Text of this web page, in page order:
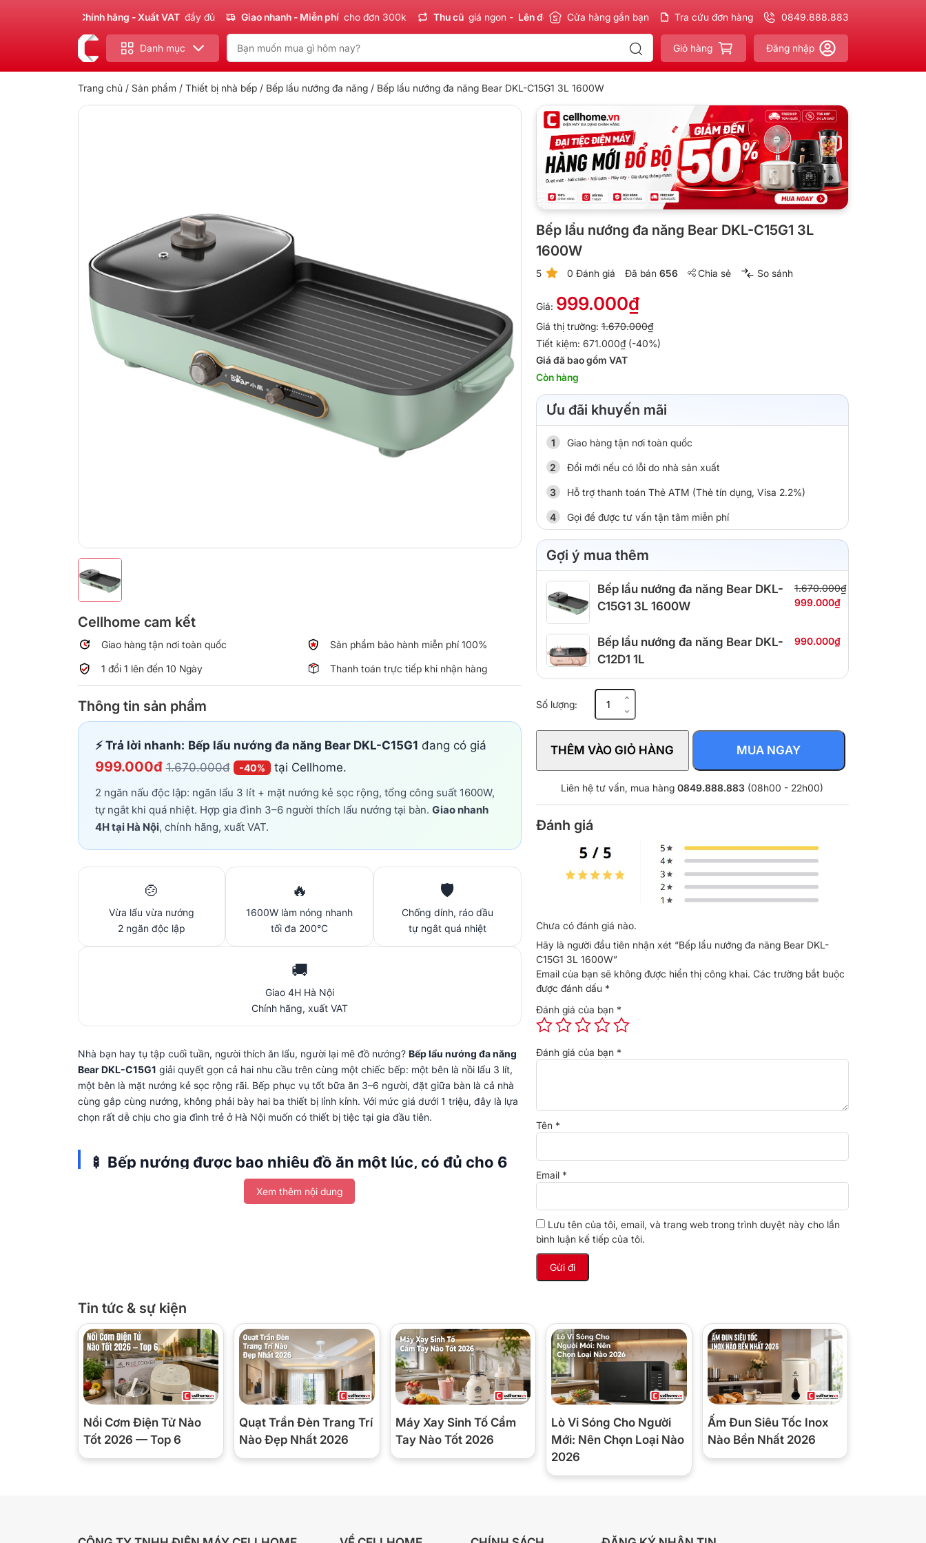
Chính hãng - Xuất VAT đầy đủ Giao nhanh - Miễn phí cho đơn 300k Thu cũ giá ngon - Lên đời tiết kiệm Sản phẩm Chính hãng - Xuất VAT đầy đủ Giao nhanh - Miễn phí
Cửa hàng gần bạn Tra cứu đơn hàng 0849.888.883
Danh mục Giỏ hàng Đăng nhập
Trang chủ / Sản phẩm / Thiết bị nhà bếp/ Bếp lẩu nướng đa năng/ Bếp lẩu nướng đa năng Bear DKL-C15G1 3L 1600W
Cellhome cam kết
Giao hàng tận nơi toàn quốc Sản phẩm bảo hành miễn phí 100%
1 đổi 1 lên đến 10 Ngày Thanh toán trực tiếp khi nhận hàng
Thông tin sản phẩm
⚡ Trả lời nhanh: Bếp lẩu nướng đa năng Bear DKL-C15G1 đang có giá
999.000đ 1.670.000đ -40% tại Cellhome.
2 ngăn nấu độc lập: ngăn lẩu 3 lít + mặt nướng kẻ sọc rộng, tổng công suất 1600W,
tự ngắt khi quá nhiệt. Hợp gia đình 3–6 người thích lẩu nướng tại bàn. Giao nhanh
4H tại Hà Nội, chính hãng, xuất VAT.
🍲
Vừa lẩu vừa nướng
2 ngăn độc lập
🔥
1600W làm nóng nhanh
tối đa 200°C
🛡️
Chống dính, ráo dầu
tự ngắt quá nhiệt
🚚
Giao 4H Hà Nội
Chính hãng, xuất VAT
Nhà bạn hay tụ tập cuối tuần, người thích ăn lẩu, người lại mê đồ nướng? Bếp lẩu nướng đa năng
Bear DKL-C15G1 giải quyết gọn cả hai nhu cầu trên cùng một chiếc bếp: một bên là nồi lẩu 3 lít,
một bên là mặt nướng kẻ sọc rộng rãi. Bếp phục vụ tốt bữa ăn 3–6 người, đặt giữa bàn là cả nhà
cùng gắp cùng nướng, không phải bày hai ba thiết bị lỉnh kỉnh. Với mức giá dưới 1 triệu, đây là lựa
chọn rất dễ chịu cho gia đình trẻ ở Hà Nội muốn có thiết bị tiệc tại gia đầu tiên.
🍢 Bếp nướng được bao nhiêu đồ ăn một lúc, có đủ cho 6
phủ lớp chống dính trên nền thép, nấu xong chỉ cần đợi nguội rồi lau khăn ẩm là sạch.
🎛️ Hai ngăn nấu hoạt động thế nào, có dùng riêng từng
bên được không?
Được — đây chính là điểm tiện nhất của bếp. Ngăn lẩu điều chỉnh nhiệt bằng nút vặn, khay nướng
chỉnh bằng nút gạt, hai bên hoạt động độc lập với công suất 800W mỗi ngăn. Hôm nào chỉ ăn lẩu,
bạn bật riêng ngăn lẩu; hôm nào chỉ nướng thì bật riêng khay nướng — vừa tiết kiệm điện vừa an
toàn.
Xem thêm nội dung
Bếp lẩu nướng đa năng Bear DKL-C15G1 3L
1600W
5 0 Đánh giá Đã bán 656 Chia sẻ So sánh
Giá: 999.000₫
Giá thị trường:1.670.000₫
Tiết kiệm: 671.000₫ (-40%)
Giá đã bao gồm VAT
Còn hàng
Ưu đãi khuyến mãi
Giao hàng tận nơi toàn quốc
Đổi mới nếu có lỗi do nhà sản xuất
Hỗ trợ thanh toán Thẻ ATM (Thẻ tín dụng, Visa 2.2%)
Gọi để được tư vấn tận tâm miễn phí
Gợi ý mua thêm
Bếp lẩu nướng đa năng Bear DKL-
C15G1 3L 1600W
1.670.000₫
999.000₫
Bếp lẩu nướng đa năng Bear DKL-
C12D1 1L
990.000₫
Số lượng:lẩu
năng
Bear
DKL-
C15G1
1600W
lượng
THÊM VÀO GIỎ HÀNG MUA NGAY
Liên hệ tư vấn, mua hàng 0849.888.883 (08h00 - 22h00)
Đánh giá
Chưa có đánh giá nào.
Hãy là người đầu tiên nhận xét “Bếp lẩu nướng đa năng Bear DKL-
C15G1 3L 1600W”
Email của bạn sẽ không được hiển thị công khai. Các trường bắt buộc
được đánh dấu *
Đánh giá của bạn *
Đánh giá của bạn *
Tên *
Email *
Lưu tên của tôi, email, và trang web trong trình duyệt này cho lần
bình luận kế tiếp của tôi.
Tin tức & sự kiện
Nồi Cơm Điện Tử Nào
Tốt 2026 — Top 6
Quạt Trần Đèn Trang Trí
Nào Đẹp Nhất 2026
Máy Xay Sinh Tố Cầm
Tay Nào Tốt 2026
Lò Vi Sóng Cho Người
Mới: Nên Chọn Loại Nào
2026
Ấm Đun Siêu Tốc Inox
Nào Bền Nhất 2026